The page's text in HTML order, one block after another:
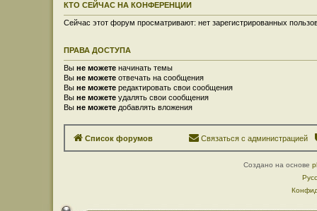
КТО СЕЙЧАС НА КОНФЕРЕНЦИИ
Сейчас этот форум просматривают: нет зарегистрированных
ПРАВА ДОСТУПА
Вы не можете начинать темы
Вы не можете отвечать на сообщения
Вы не можете редактировать свои сообщения
Вы не можете удалять свои сообщения
Вы не можете добавлять вложения
Список форумов Связаться с администрацией
Создано на основе